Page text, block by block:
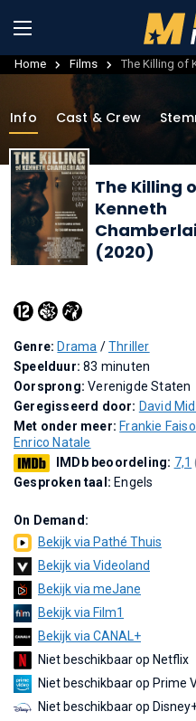
Home Films The Killing of
Info Cast & Crew
The Killing
Kenneth
(2020)
Genre: Drama /Thriller
Speelduur:83 minuten
Oorsprong:Verenigde Staten
Geregisseerd door: David
Met onder meer: Frankie
Enrico Natale
IMDb beoordeling: 7,1
Gesproken taal: Engels
On Demand:
Bekijk via Pathé Thuis
Bekijk via Videoland
Bekijk via meJane
Bekijk via Film1
Bekijk via CANAL+
Niet beschikbaar op Netflix
Niet beschikbaar op Prime
Niet beschikbaar op